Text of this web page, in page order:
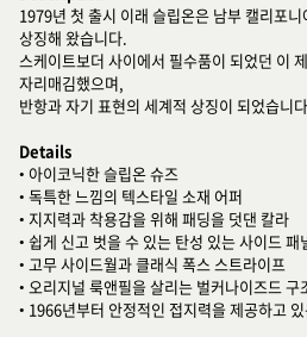
1979년 첫 출시 이래 슬립온은 남부 캘리포
상징해 왔습니다.
스케이트보더 사이에서 필수품이 되었던 이
자리매김했으며,
반항과 자기 표현의 세계적 상징이 되었습니
Details
• 아이코닉한 슬립온 슈즈
• 독특한 느낌의 텍스타일 소재 어퍼
• 지지력과 착용감을 위해 패딩을 덧댄 칼라
• 쉽게 신고 벗을 수 있는 탄성 있는 사이드 패
• 고무 사이드월과 클래식 폭스 스트라이프
• 오리지널 룩앤필을 살리는 벌커나이즈드 구
• 1966년부터 안정적인 접지력을 제공하고